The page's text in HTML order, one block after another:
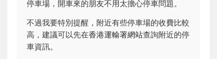
停車場，開車來的朋友不用太擔心停車問題。
不過我要特別提醒，附近有些停車場的收費比較
高，建議可以先在香港運輸署網站查詢附近的停
車資訊。